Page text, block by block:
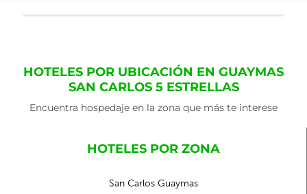
HOTELES POR UBICACIÓN EN GUAYMAS
SAN CARLOS 5 ESTRELLAS
Encuentra hospedaje en la zona que más te interese
HOTELES POR ZONA
San Carlos Guaymas